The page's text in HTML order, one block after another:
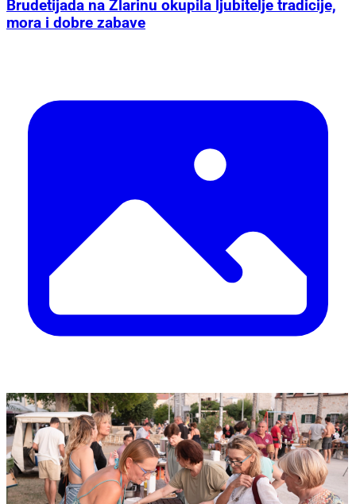
Brudetijada na Zlarinu okupila ljubitelje tradicije,
mora i dobre zabave